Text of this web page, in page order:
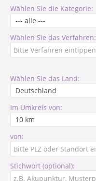
Wählen Sie die Kategorie:
Wählen Sie das Verfahren:
Wählen Sie das Land:
Im Umkreis von:
von:
Stichwort (optional):